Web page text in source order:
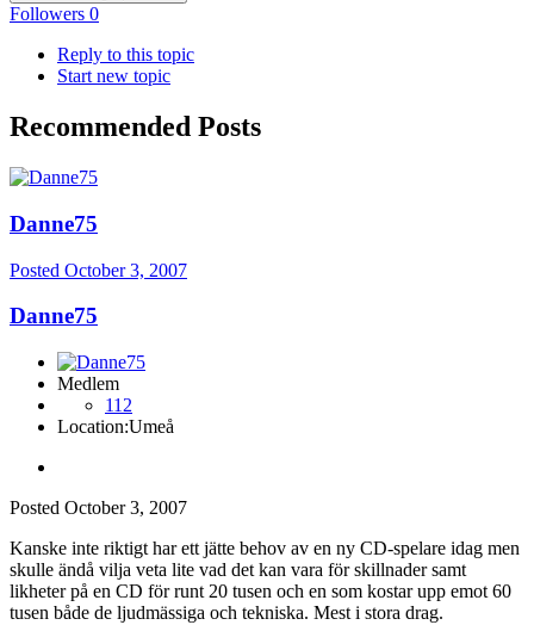
Followers 0
Reply to this topic
Start new topic
Recommended Posts
Danne75
Posted October 3, 2007
Danne75
Medlem
112
Location:Umeå
Posted October 3, 2007
Kanske inte riktigt har ett jätte behov av en ny CD-spelare idag men
skulle ändå vilja veta lite vad det kan vara för skillnader samt
likheter på en CD för runt 20 tusen och en som kostar upp emot 60
tusen både de ljudmässiga och tekniska. Mest i stora drag.